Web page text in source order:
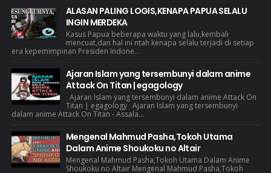
ALASAN PALING LOGIS,KENAPA PAPUA SELALU
INGIN MERDEKA
Kasus Papua beberapa waktu yang lalu,kembali
mencuat,dan hal ini ntah kenapa selalu terjadi di setiap
era kepemimpinan Presiden Indone...
Ajaran Islam yang tersembunyi dalam anime
Attack On Titan | egagology
Ajaran Islam yang tersembunyi dalam anime Attack On
Titan | egagology Ajaran Islam yang tersembunyi
dalam anime Attack On Titan - Assala...
Mengenal Mahmud Pasha,Tokoh Utama
Dalam Anime Shoukoku no Altair
Mengenal Mahmud Pasha,Tokoh Utama Dalam Anime
Shoukoku no Altair Mengenal Mahmud Pasha,Tokoh